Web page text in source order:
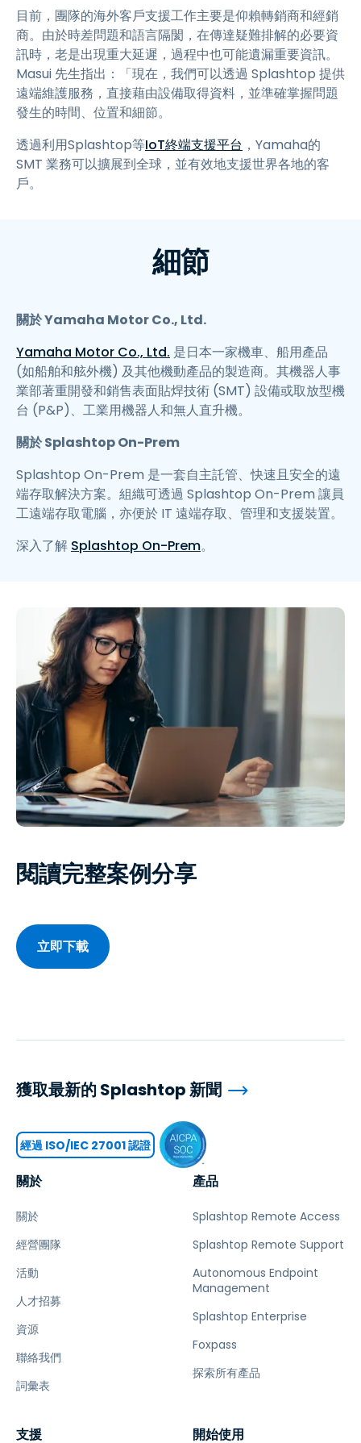
目前，團隊的海外客戶支援工作主要是仰賴轉銷商和經銷
商。由於時差問題和語言隔閡，在傳達疑難排解的必要資
訊時，老是出現重大延遲，過程中也可能遺漏重要資訊。
Masui 先生指出：「現在，我們可以透過 Splashtop 提供
遠端維護服務，直接藉由設備取得資料，並準確掌握問題
發生的時間、位置和細節。
透過利用Splashtop等IoT終端支援平台 ，Yamaha的
SMT 業務可以擴展到全球，並有效地支援世界各地的客
戶。
細節
關於 Yamaha Motor Co., Ltd.
Yamaha Motor Co., Ltd. 是日本一家機車、船用產品
(如船舶和舷外機) 及其他機動產品的製造商。其機器人事
業部著重開發和銷售表面貼焊技術 (SMT) 設備或取放型機
台 (P&P)、工業用機器人和無人直升機。
關於 Splashtop On-Prem
Splashtop On-Prem 是一套自主託管、快速且安全的遠
端存取解決方案。組織可透過 Splashtop On-Prem 讓員
工遠端存取電腦，亦便於 IT 遠端存取、管理和支援裝置。
深入了解 Splashtop On-Prem。
閱讀完整案例分享
立即下載
關於
關於
經營團隊
活動
人才招募
資源
聯絡我們
詞彙表
產品
Splashtop Remote Access
Splashtop Remote Support
Autonomous Endpoint
Management
Splashtop Enterprise
Foxpass
探索所有產品
支援 開始使用
獲取最新的 Splashtop 新聞
經過 ISO/IEC 27001 認證